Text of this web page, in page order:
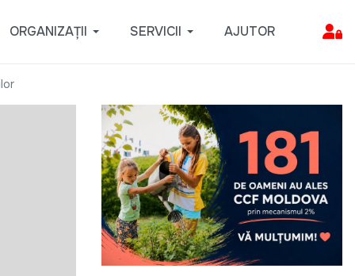
ORGANIZAȚII SERVICII AJUTOR